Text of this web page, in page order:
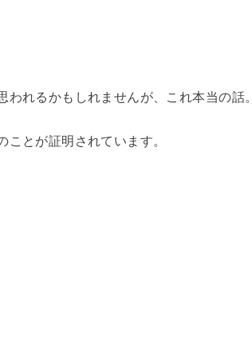
われるかもしれませんが、これ本当の話。
ことが証明されています。